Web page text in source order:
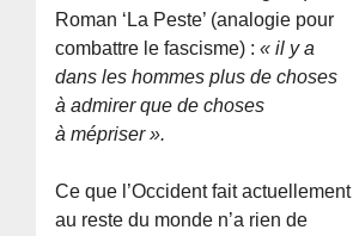
Roman ‘La Peste’ (analogie pour
combattre le fascisme) :« il y a
dans les hommes plus de choses
à admirer que de choses
à mépriser ».
Ce que l’Occident fait actuellement
au reste du monde n’a rien de